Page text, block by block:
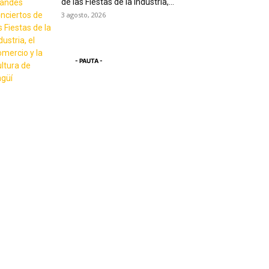
3 agosto, 2026
- PAUTA -